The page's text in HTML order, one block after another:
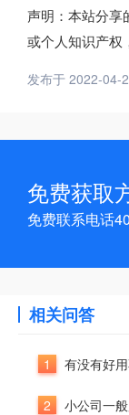
声明：本站分享
或个人知识产权
发布于 2022-04-
免费获取
免费联系电话
相关问答
1 有没有好
2 小公司一